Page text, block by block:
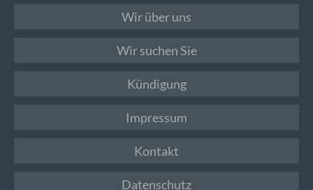
Wir über uns
Wir suchen Sie
Kündigung
Impressum
Kontakt
Datenschutz